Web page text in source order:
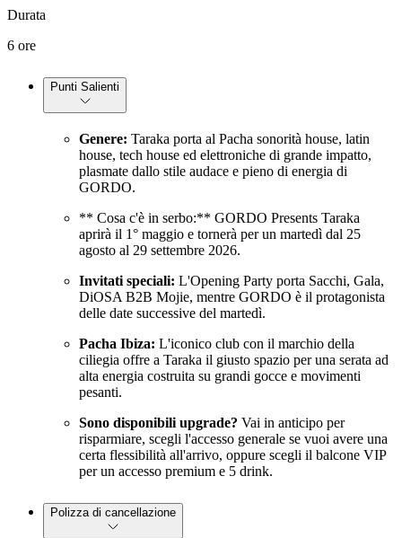
Durata
6 ore
Punti Salienti
Genere: Taraka porta al Pacha sonorità house, latin
house, tech house ed elettroniche di grande impatto,
plasmate dallo stile audace e pieno di energia di
GORDO.
** Cosa c'è in serbo:** GORDO Presents Taraka
aprirà il 1° maggio e tornerà per un martedì dal 25
agosto al 29 settembre 2026.
Invitati speciali: L'Opening Party porta Sacchi, Gala,
DiOSA B2B Mojie, mentre GORDO è il protagonista
delle date successive del martedì.
Pacha Ibiza: L'iconico club con il marchio della
ciliegia offre a Taraka il giusto spazio per una serata ad
alta energia costruita su grandi gocce e movimenti
pesanti.
Sono disponibili upgrade? Vai in anticipo per
risparmiare, scegli l'accesso generale se vuoi avere una
certa flessibilità all'arrivo, oppure scegli il balcone VIP
per un accesso premium e 5 drink.
Polizza di cancellazione